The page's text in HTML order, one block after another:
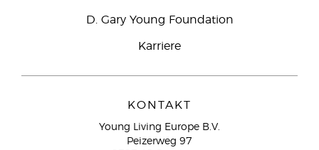
D. Gary Young Foundation
Karriere
KONTAKT
Young Living Europe B.V.
Peizerweg 97